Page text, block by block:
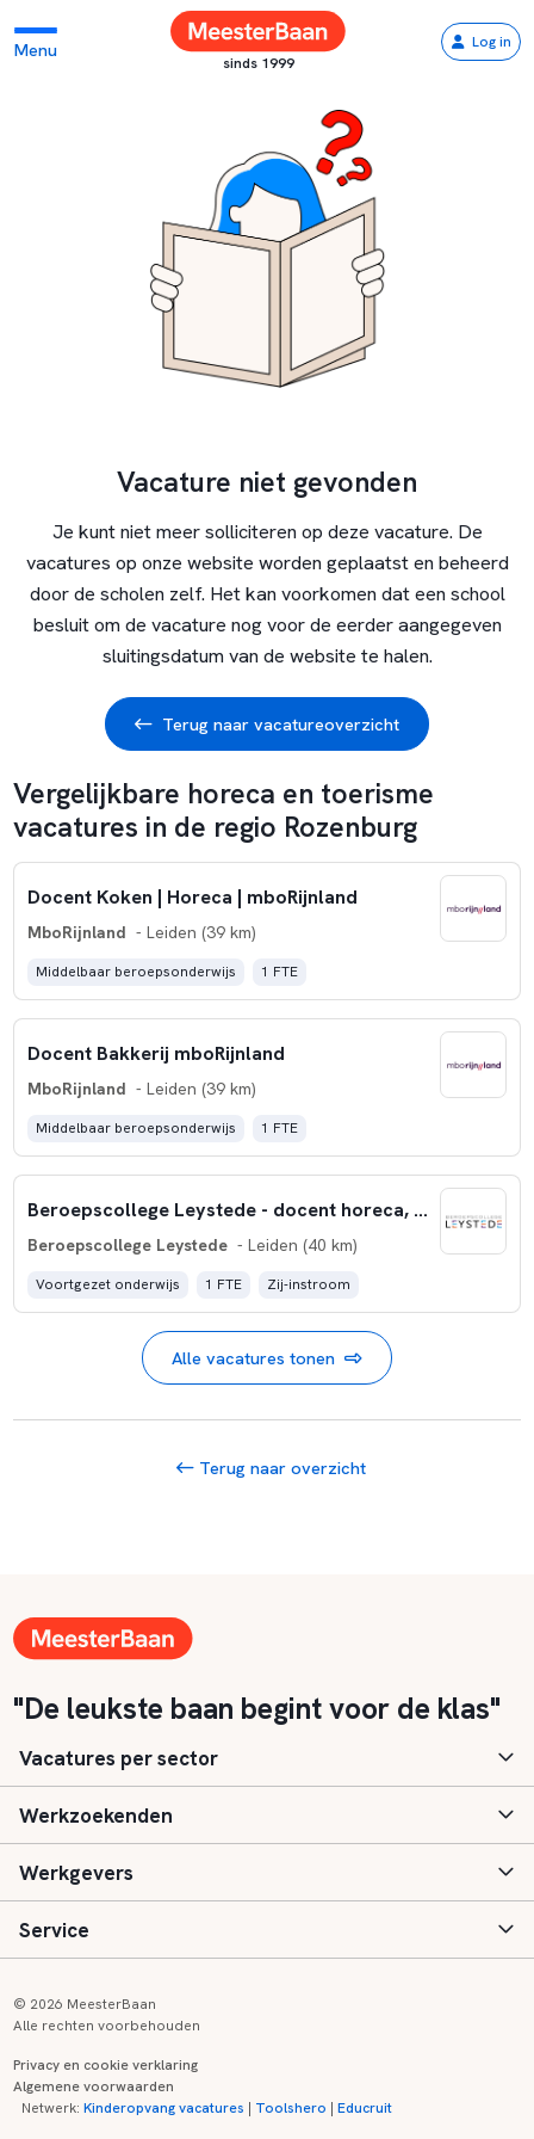
Menu
sinds 1999
Log in
Vacature niet gevonden
Je kunt niet meer solliciteren op deze vacature. De
vacatures op onze website worden geplaatst en beheerd
door de scholen zelf. Het kan voorkomen dat een school
besluit om de vacature nog voor de eerder aangegeven
sluitingsdatum van de website te halen.
Terug naar vacatureoverzicht
Vergelijkbare horeca en toerisme
vacatures in de regio Rozenburg
Docent Koken | Horeca | mboRijnland
MboRijnland - Leiden (39 km)
Middelbaar beroepsonderwijs 1 FTE
Docent Bakkerij mboRijnland
MboRijnland - Leiden (39 km)
Middelbaar beroepsonderwijs 1 FTE
Beroepscollege Leystede - docent horeca, bakkerij en recreatie
Beroepscollege Leystede - Leiden (40 km)
Voortgezet onderwijs 1 FTE Zij-instroom
Alle vacatures tonen
Terug naar overzicht
"De leukste baan begint voor de klas"
Vacatures per sector
Basisonderwijs
Speciaal (basis) onderwijs
Voortgezet onderwijs
Kinderopvang
Werkzoekenden
Aanmelden
Vacatures
Zij-instroom informatie
Werkgevers
Inloggen
Registreren
Service
Onderwijs links
© 2026 MeesterBaan
Alle rechten voorbehouden
Privacy en cookie verklaring
Algemene voorwaarden
Netwerk:Kinderopvang vacatures | Toolshero |Educruit